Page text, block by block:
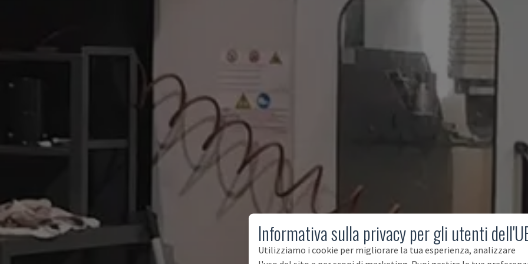
Informativa sulla privacy per gli utenti
Utilizziamo i cookie per migliorare la tua esperienza, analizzare